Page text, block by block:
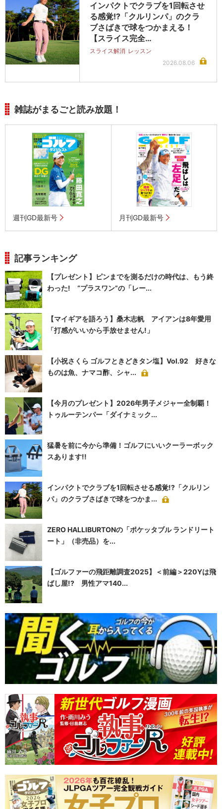
インパクトでクラブを1回転させ
る感覚!?「クルリンパ」のクラ
ブさばきで球をつかまえる！
【スライス完全…
スライス解消 レッスン
2026.08.06
雑誌がまるごと読み放題！
週刊GD最新号 月刊GD最新号
記事ランキング
【プレゼント】ピンまでを測るだけの時代は、もう終
わった! “プラスワン”の「レー...
【マイギアを語ろう】桑木志帆 アイアンは8年愛用
「打感がいいから手放せません!」
【小祝さくら ゴルフときどきタン塩】Vol.92 好きな
ものは魚、ナマコ酢、シャ...
【今月のプレゼント】2026年男子メジャー全制覇！
トゥルーテンパー「ダイナミック...
猛暑を前に今から準備！ゴルフにいいクーラーボック
スあります!!
インパクトでクラブを1回転させる感覚!?「クルリン
パ」のクラブさばきで球をつかま...
ZERO HALLIBURTONの「ポケッタブル ランドリート
ート」（非売品）を...
【ゴルファーの飛距離調査2025】＜前編＞220Yは飛
ばし屋!? 男性アマ140...